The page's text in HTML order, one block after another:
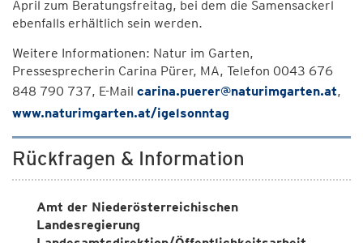
April zum Beratungsfreitag, bei dem die Samensackerl
ebenfalls erhältlich sein werden.
Weitere Informationen: Natur im Garten,
Pressesprecherin Carina Pürer, MA, Telefon 0043 676
848 790 737, E-Mail carina.puerer@naturimgarten.at,
www.naturimgarten.at/igelsonntag
Rückfragen & Information
Amt der Niederösterreichischen
Landesregierung